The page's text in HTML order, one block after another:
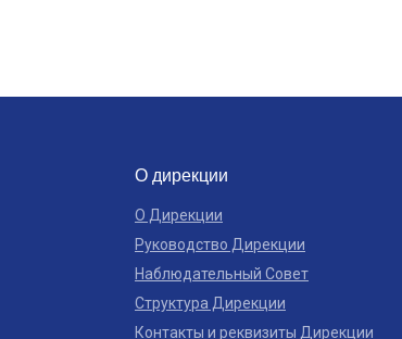
О дирекции
О Дирекции
Руководство Дирекции
Наблюдательный Совет
Контакты и реквизиты Дирекции
Структура Дирекции